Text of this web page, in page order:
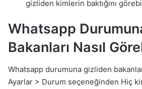
gizliden kimlerin baktığını
Whatsapp
Bakanları Nasıl
Whatsapp durumuna gizliden
Ayarlar > Durum seçeneğinden Hiç